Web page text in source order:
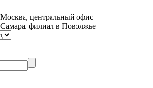
Москва, центральный офис
Самара, филиал в Поволжье